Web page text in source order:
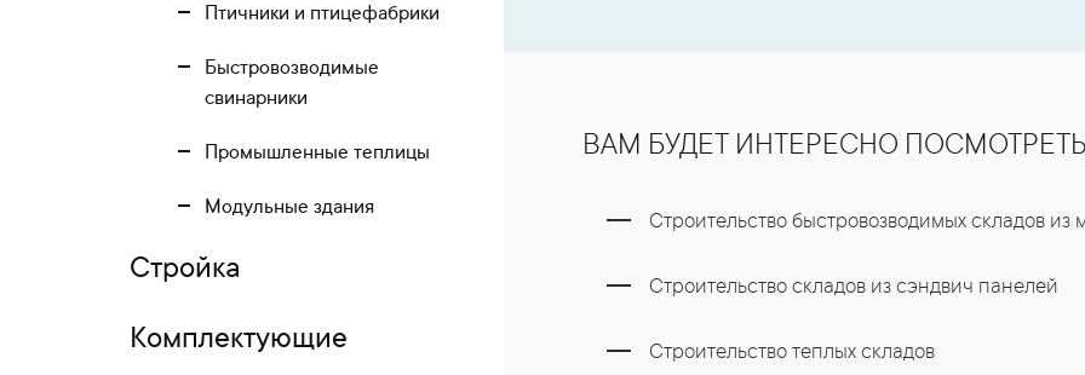
Птичники и птицефабрики
Быстровозводимые
свинарники
Промышленные теплицы
Модульные здания
Стройка
Комплектующие
ВАМ БУДЕТ ИНТЕРЕСНО ПОСМОТРЕТЬ
Строительство быстровозводимых складов из
Строительство складов из сэндвич панелей
Строительство теплых складов